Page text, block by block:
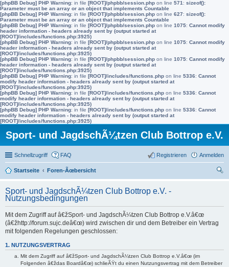
[phpBB Debug] PHP Warning: in file [ROOT]/phpbb/session.php on line 571 : sizeof():
Parameter must be an array or an object that implements Countable
[phpBB Debug] PHP Warning: in file [ROOT]/phpbb/session.php on line 627: sizeof():
Parameter must be an array or an object that implements Countable
[phpBB Debug] PHP Warning: in file [ROOT]/phpbb/session.php on line 1075: Cannot modify
header information - headers already sent by (output started at
[ROOT]/includes/functions.php:3925)
[phpBB Debug] PHP Warning: in file [ROOT]/phpbb/session.php on line 1075: Cannot modify
header information - headers already sent by (output started at
[ROOT]/includes/functions.php:3925)
[phpBB Debug] PHP Warning: in file [ROOT]/phpbb/session.php on line 1075: Cannot modify
header information - headers already sent by (output started at
[ROOT]/includes/functions.php:3925)
[phpBB Debug] PHP Warning: in file [ROOT]/includes/functions.php on line 5336: Cannot
modify header information - headers already sent by (output started at
[ROOT]/includes/functions.php:3925)
[phpBB Debug] PHP Warning: in file [ROOT]/includes/functions.php on line 5336: Cannot
modify header information - headers already sent by (output started at
[ROOT]/includes/functions.php:3925)
[phpBB Debug] PHP Warning: in file [ROOT]/includes/functions.php on line 5336: Cannot
modify header information - headers already sent by (output started at
[ROOT]/includes/functions.php:3925)
Sport- und JagdschÃ¼tzen Club Bottrop e.V.
Schnellzugriff FAQ Anmelden
Registrieren
Startseite
Foren-Ãœbersicht
Sport- und JagdschÃ¼tzen Club Bottrop e.V. -
Nutzungsbedingungen
Mit dem Zugriff auf â€žSport- und JagdschÃ¼tzen Club Bottrop e.V.â€œ
(â€žhttp://forum.sujc.deâ€œ) wird zwischen dir und dem Betreiber ein Vertrag
mit folgenden Regelungen geschlossen:
1. NUTZUNGSVERTRAG
Mit dem Zugriff auf â€žSport- und JagdschÃ¼tzen Club Bottrop e.V.â€œ (im
Folgenden â€ždas Boardâ€œ) schlieÃŸt du einen Nutzungsvertrag mit dem Betreiber